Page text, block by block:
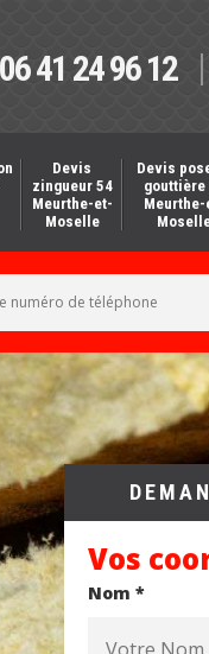
06 41 24 96 12
Devis
zingueur 54
Meurthe-et-
Moselle
Devis
gouttière
Meurthe-
Vos
Nom *